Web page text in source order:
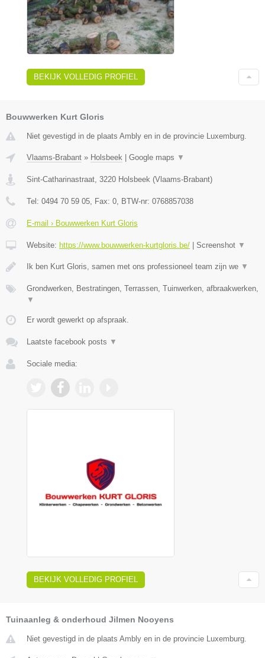
BEKIJK VOLLEDIG PROFIEL
Bouwwerken Kurt Gloris
Niet gevestigd in de plaats Ambly en in de provincie Luxemburg.
Vlaams-Brabant » Holsbeek Google maps ▼
Sint-Catharinastraat 3220 Holsbeek (Vlaams-Brabant)
Tel: 0494 70 59 05 , Fax: 0 , BTW-nr: 0768857038
E-mail › Bouwwerken Kurt Gloris
Website: https://www.bouwwerken-kurtgloris.be/ Screenshot ▼
Ik ben Kurt Gloris, samen met ons professioneel team zijn we ▼
Grondwerken, Bestratingen, Terrassen, Tuinwerken, afbraakwerken,
▼
Er wordt gewerkt op afspraak.
Laatste facebook posts ▼
Sociale media:
BEKIJK VOLLEDIG PROFIEL
Tuinaanleg & onderhoud Jilmen Nooyens
Niet gevestigd in de plaats Ambly en in de provincie Luxemburg.